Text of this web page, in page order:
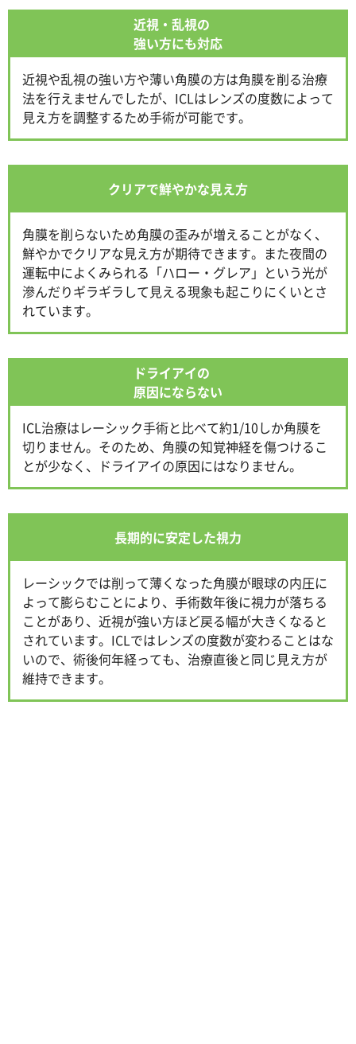
近視・乱視の
強い方にも対応
近視や乱視の強い方や薄い角膜の方は角膜を削る治療
法を行えませんでしたが、ICLはレンズの度数によって
見え方を調整するため手術が可能です。
クリアで鮮やかな見え方
角膜を削らないため角膜の歪みが増えることがなく、
鮮やかでクリアな見え方が期待できます。また夜間の
運転中によくみられる「ハロー・グレア」という光が
滲んだりギラギラして見える現象も起こりにくいとさ
れています。
ドライアイの
原因にならない
ICL治療はレーシック手術と比べて約1/10しか角膜を
切りません。そのため、角膜の知覚神経を傷つけるこ
とが少なく、ドライアイの原因にはなりません。
長期的に安定した視力
レーシックでは削って薄くなった角膜が眼球の内圧に
よって膨らむことにより、手術数年後に視力が落ちる
ことがあり、近視が強い方ほど戻る幅が大きくなると
されています。ICLではレンズの度数が変わることはな
いので、術後何年経っても、治療直後と同じ見え方が
維持できます。